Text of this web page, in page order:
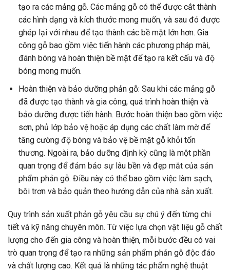
tạo ra các mảng gỗ. Các mảng gỗ có thể được cắt thành
các hình dạng và kích thước mong muốn, và sau đó được
ghép lại với nhau để tạo thành các bề mặt lớn hơn. Gia
công gỗ bao gồm việc tiến hành các phương pháp mài,
đánh bóng và hoàn thiện bề mặt để tạo ra kết cấu và độ
bóng mong muốn.
Hoàn thiện và bảo dưỡng phản gỗ: Sau khi các mảng gỗ
đã được tạo thành và gia công, quá trình hoàn thiện và
bảo dưỡng được tiến hành. Bước hoàn thiện bao gồm việc
sơn, phủ lớp bảo vệ hoặc áp dụng các chất làm mờ để
tăng cường độ bóng và bảo vệ bề mặt gỗ khỏi tổn
thương. Ngoài ra, bảo dưỡng định kỳ cũng là một phần
quan trọng để đảm bảo sự lâu bền và đẹp mắt của sản
phẩm phản gỗ. Điều này có thể bao gồm việc làm sạch,
bôi trơn và bảo quản theo hướng dẫn của nhà sản xuất.
Quy trình sản xuất phản gỗ yêu cầu sự chú ý đến từng chi
tiết và kỹ năng chuyên môn. Từ việc lựa chọn vật liệu gỗ chất
lượng cho đến gia công và hoàn thiện, mỗi bước đều có vai
trò quan trọng để tạo ra những sản phẩm phản gỗ độc đáo
và chất lượng cao. Kết quả là những tác phẩm nghệ thuật